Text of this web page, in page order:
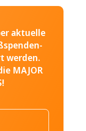
aktuelle
werden.
MAJOR